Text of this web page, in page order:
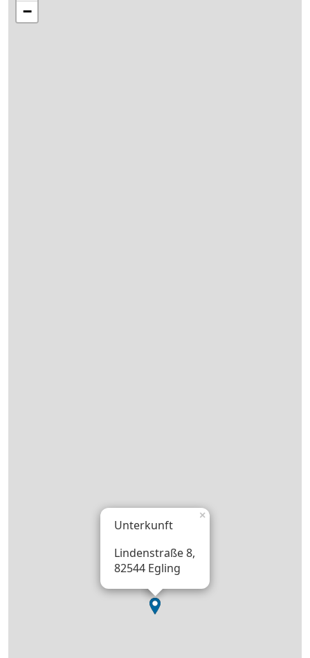
Unterkunft
Lindenstraße 8,
82544 Egling
×
−